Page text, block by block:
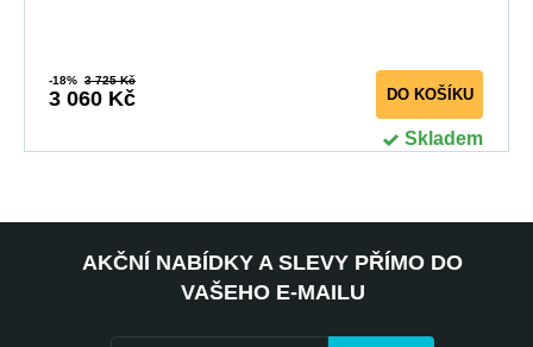
-18% 3 725 Kč
3 060 Kč DO KOŠÍKU
Skladem
AKČNÍ NABÍDKY A SLEVY PŘÍMO DO
VAŠEHO E-MAILU